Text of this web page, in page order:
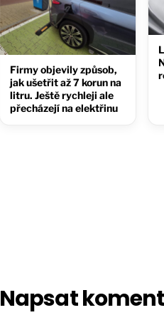
Firmy objevily způsob,
jak ušetřit až 7 korun na
litru. Ještě rychleji ale
přecházejí na elektřinu
Napsat